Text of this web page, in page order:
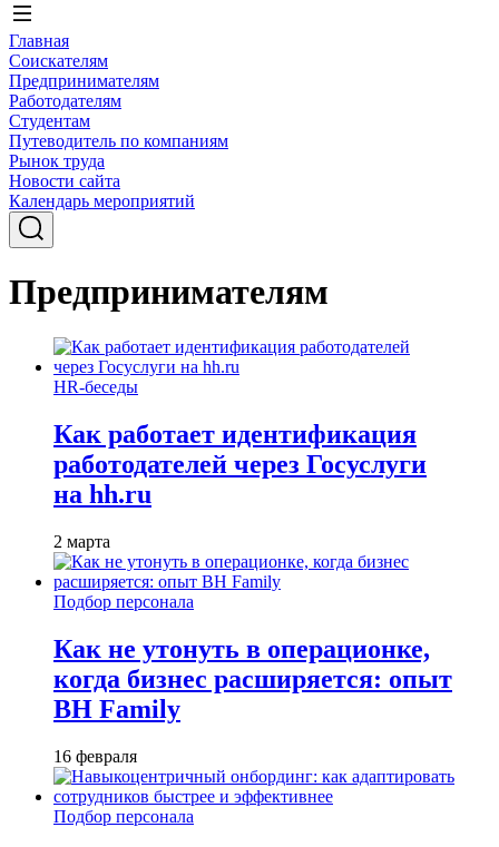
Главная
Соискателям
Предпринимателям
Работодателям
Студентам
Путеводитель по компаниям
Рынок труда
Новости сайта
Календарь мероприятий
Предпринимателям
HR-беседы
Как работает идентификация
работодателей через Госуслуги
на hh.ru
2 марта
Подбор персонала
Как не утонуть в операционке,
когда бизнес расширяется: опыт
BH Family
16 февраля
Подбор персонала